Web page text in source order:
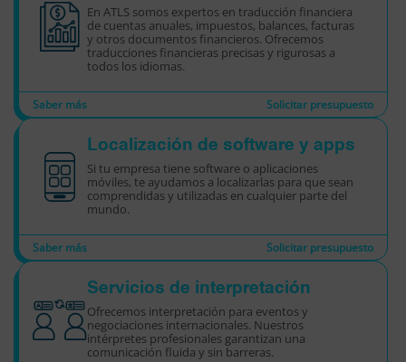
En ATLS somos expertos en traducción financiera
de cuentas anuales, impuestos, balances, facturas
y otros documentos financieros. Ofrecemos
traducciones financieras precisas y rigurosas a
todos los idiomas.
Saber más Solicitar presupuesto
Localización de software y apps
Si tu empresa tiene software o aplicaciones
móviles, te ayudamos a localizarlas para que sean
comprendidas y utilizadas en cualquier parte del
mundo.
Saber más Solicitar presupuesto
Servicios de interpretación
Ofrecemos interpretación para eventos y
negociaciones internacionales. Nuestros
intérpretes profesionales garantizan una
comunicación fluida y sin barreras.